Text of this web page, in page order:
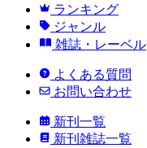
ランキング
ジャンル
雑誌・レーベル
よくある質問
お問い合わせ
新刊一覧
新刊雑誌一覧